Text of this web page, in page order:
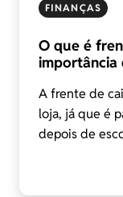
FINANÇAS
O que é
importância
A frente de
loja, já que é
depois de